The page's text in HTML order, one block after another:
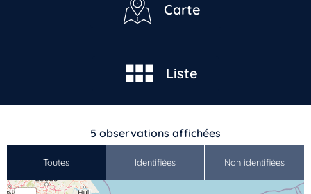
Carte
Liste
5 observations affichées
Toutes Identifiées Non identifiées